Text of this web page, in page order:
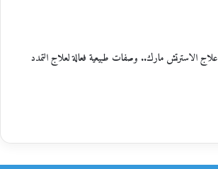
علاج الاسترتش مارك.. وصفات طبيعية فعالة لعلاج التمدد